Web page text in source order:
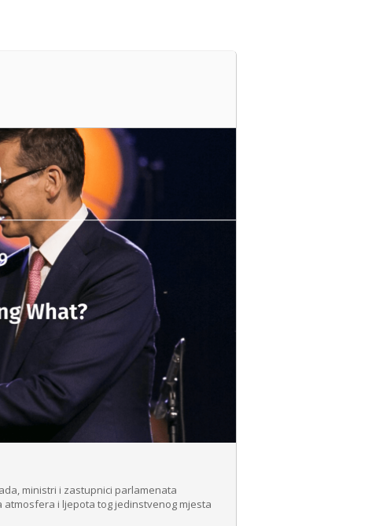
ministri i zastupnici parlamenata
i ljepota tog jedinstvenog mjesta